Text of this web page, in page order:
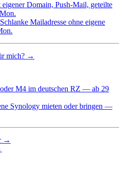
Domain, Push-Mail, geteilte
Schlanke Mailadresse ohne eigene
mich? →
M4 im deutschen RZ — ab 29
Synology mieten oder bringen —
→